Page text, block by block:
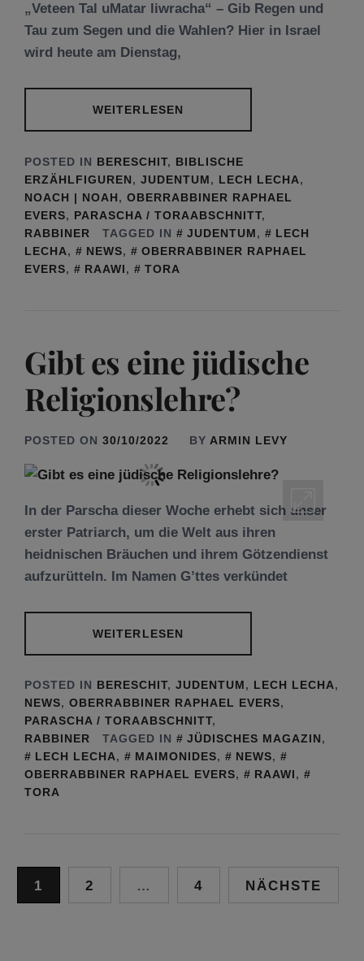
„Veteen Tal uMatar liwracha“ – Gib Regen und
Tau zum Segen und die Wahlen? Hier in Israel
wird heute am Dienstag,
WEITERLESEN
POSTED IN BERESCHIT, BIBLISCHE
ERZÄHLFIGUREN, JUDENTUM, LECH LECHA,
NOACH | NOAH, OBERRABBINER RAPHAEL
EVERS, PARASCHA / TORAABSCHNITT,
RABBINER
TAGGED IN JUDENTUM,
LECH
LECHA, NEWS,
OBERRABBINER RAPHAEL
EVERS, RAAWI, TORA
Gibt es eine jüdische
Religionslehre?
POSTED ON 30/10/2022 BY ARMIN LEVY
In der Parscha dieser Woche erhebt sich unser
erster Patriarch, um die Welt aus ihren
heidnischen Bräuchen und ihrem Götzendienst
aufzurütteln. Im Namen G’ttes verkündet
WEITERLESEN
POSTED IN BERESCHIT, JUDENTUM, LECH LECHA,
NEWS, OBERRABBINER RAPHAEL EVERS,
PARASCHA / TORAABSCHNITT,
RABBINER
TAGGED IN JÜDISCHES MAGAZIN,
LECH LECHA, MAIMONIDES, NEWS,
OBERRABBINER RAPHAEL EVERS, RAAWI,
TORA
Seitennummerierung
1 2 … 4 NÄCHSTE